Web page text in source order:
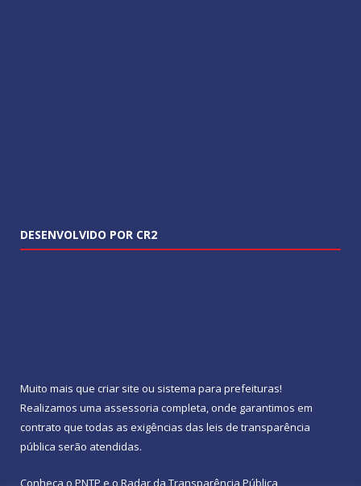
DESENVOLVIDO POR CR2
Muito mais que criar site ou sistema para prefeituras!
Realizamos uma assessoria completa, onde garantimos em
contrato que todas as exigências das leis de transparência
pública serão atendidas.
Conheça o PNTP e o Radar da Transparência Pública